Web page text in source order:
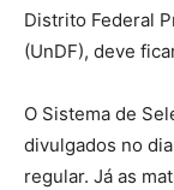
Distrito Federal
(UnDF), deve
O Sistema de
divulgados no
regular. Já as